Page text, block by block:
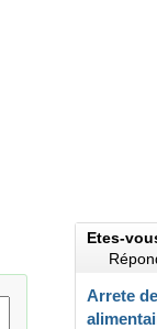
Etes-
Arrete